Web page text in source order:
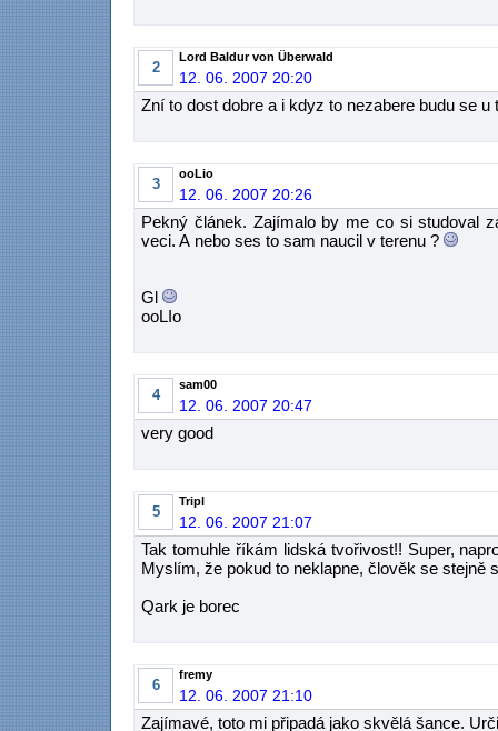
2
Lord Baldur von Überwald
12. 06. 2007 20:20
Zní to dost dobre a i kdyz to nezabere budu se
3
ooLio
12. 06. 2007 20:26
Pekný článek. Zajímalo by me co si studoval
veci. A nebo ses to sam naucil v terenu ?
Gl
ooLIo
4
sam00
12. 06. 2007 20:47
very good
5
Tripl
12. 06. 2007 21:07
Tak tomuhle říkám lidská tvořivost!! Super,
Myslím, že pokud to neklapne, člověk se stejně
Qark je borec
6
fremy
12. 06. 2007 21:10
Zajímavé, toto mi připadá jako skvělá šance.